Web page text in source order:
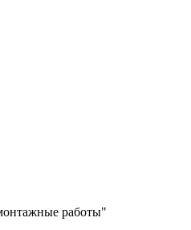
работы"